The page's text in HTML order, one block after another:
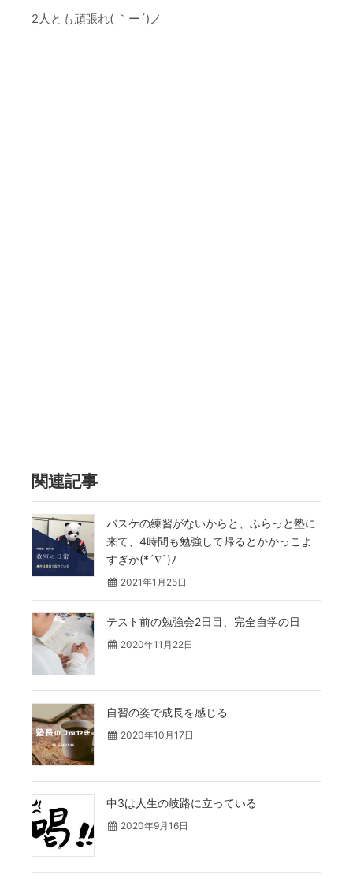
2人とも頑張れ( ｀ー´)ノ
関連記事
バスケの練習がないからと、ふらっと塾に
来て、4時間も勉強して帰るとかかっこよ
すぎか(*´∇`)ﾉ
2021年1月25日
テスト前の勉強会2日目、完全自学の日
2020年11月22日
自習の姿で成長を感じる
2020年10月17日
中3は人生の岐路に立っている
2020年9月16日